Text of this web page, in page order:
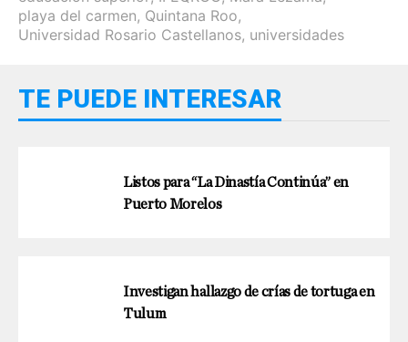
playa del carmen, Quintana Roo,
Universidad Rosario Castellanos, universidades
TE PUEDE INTERESAR
Listos para “La Dinastía Continúa” en
Puerto Morelos
Investigan hallazgo de crías de tortuga en
Tulum